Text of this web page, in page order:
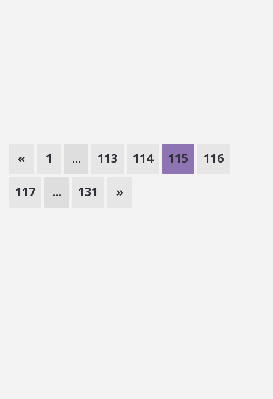
« 1 ... 113 114 115 116
117 ... 131 »